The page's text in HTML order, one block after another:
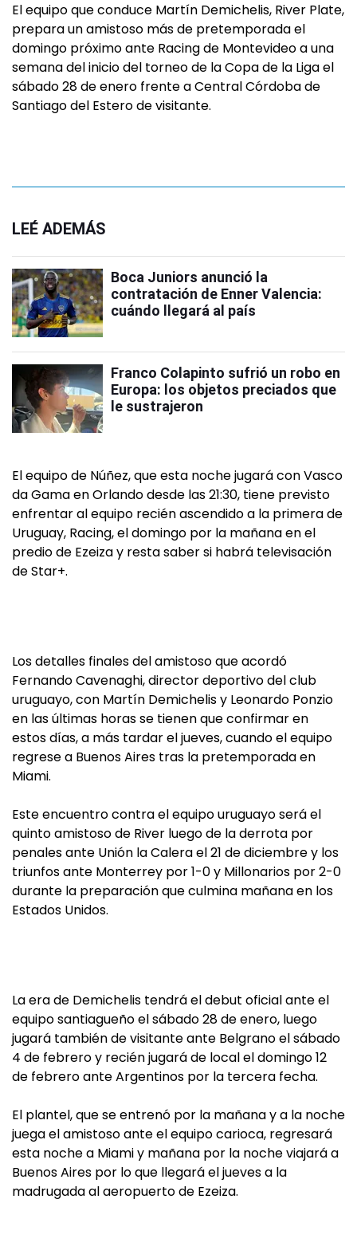
El equipo que conduce Martín Demichelis, River Plate,
prepara un amistoso más de pretemporada el
domingo próximo ante Racing de Montevideo a una
semana del inicio del torneo de la Copa de la Liga el
sábado 28 de enero frente a Central Córdoba de
Santiago del Estero de visitante.
LEÉ ADEMÁS
Boca Juniors anunció la
contratación de Enner Valencia:
cuándo llegará al país
Franco Colapinto sufrió un robo en
Europa: los objetos preciados que
le sustrajeron
El equipo de Núñez, que esta noche jugará con Vasco
da Gama en Orlando desde las 21:30, tiene previsto
enfrentar al equipo recién ascendido a la primera de
Uruguay, Racing, el domingo por la mañana en el
predio de Ezeiza y resta saber si habrá televisación
de Star+.
Los detalles finales del amistoso que acordó
Fernando Cavenaghi, director deportivo del club
uruguayo, con Martín Demichelis y Leonardo Ponzio
en las últimas horas se tienen que confirmar en
estos días, a más tardar el jueves, cuando el equipo
regrese a Buenos Aires tras la pretemporada en
Miami.
Este encuentro contra el equipo uruguayo será el
quinto amistoso de River luego de la derrota por
penales ante Unión la Calera el 21 de diciembre y los
triunfos ante Monterrey por 1-0 y Millonarios por 2-0
durante la preparación que culmina mañana en los
Estados Unidos.
La era de Demichelis tendrá el debut oficial ante el
equipo santiagueño el sábado 28 de enero, luego
jugará también de visitante ante Belgrano el sábado
4 de febrero y recién jugará de local el domingo 12
de febrero ante Argentinos por la tercera fecha.
El plantel, que se entrenó por la mañana y a la noche
juega el amistoso ante el equipo carioca, regresará
esta noche a Miami y mañana por la noche viajará a
Buenos Aires por lo que llegará el jueves a la
madrugada al aeropuerto de Ezeiza.